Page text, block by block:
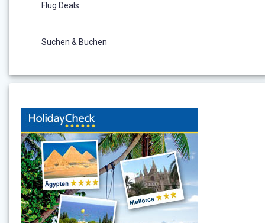
Flug Deals
Suchen & Buchen